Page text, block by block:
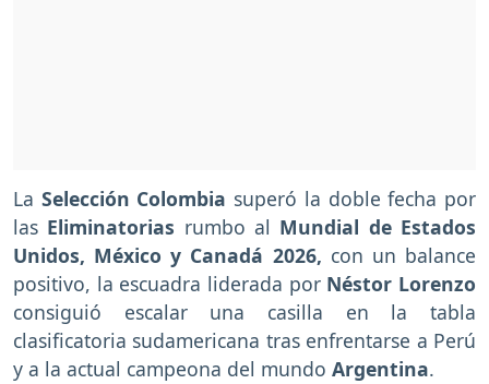
La Selección Colombia superó la doble fecha por
las Eliminatorias rumbo al Mundial de Estados
Unidos, México y Canadá 2026, con un balance
positivo, la escuadra liderada por Néstor Lorenzo
consiguió escalar una casilla en la tabla
clasificatoria sudamericana tras enfrentarse a Perú
y a la actual campeona del mundo Argentina.